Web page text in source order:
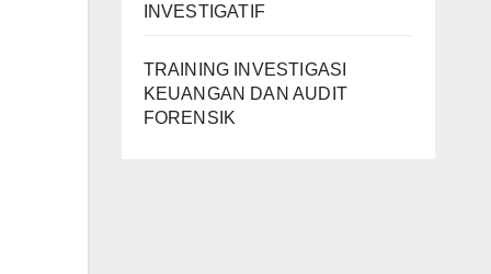
INVESTIGATIF
TRAINING INVESTIGASI
KEUANGAN DAN AUDIT
FORENSIK